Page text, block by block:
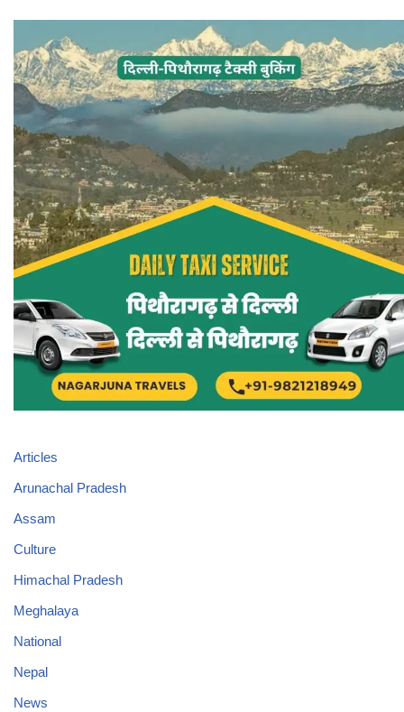
Articles
Arunachal Pradesh
Assam
Culture
Himachal Pradesh
Meghalaya
National
Nepal
News